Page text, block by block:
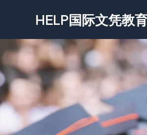
容
HELP国际文凭教